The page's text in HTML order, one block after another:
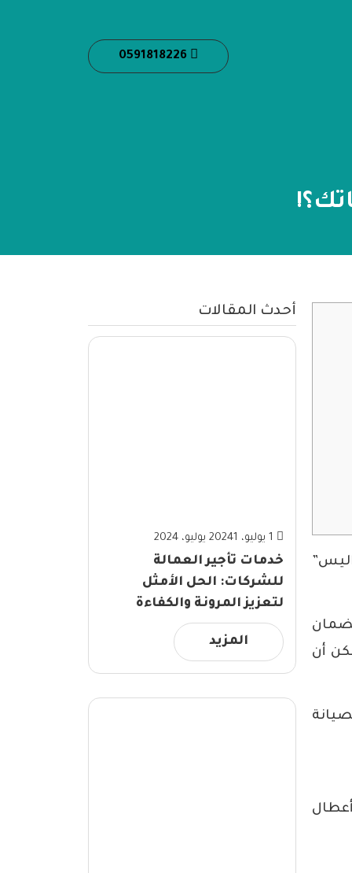
أن
أحدث المقالات
1 يوليو، 2024 1 يوليو، 2024
خدمات تأجير العمالة
للشركات: الحل الأمثل
لتعزيز المرونة والكفاءة
المزيد